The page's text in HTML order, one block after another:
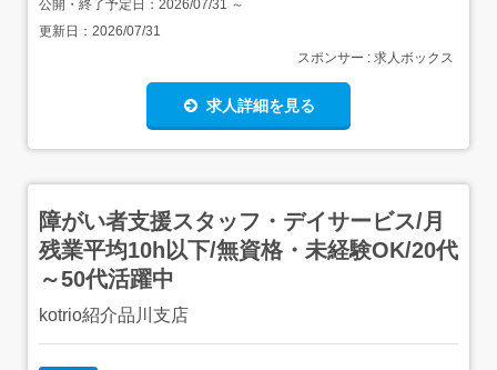
公開・終了予定日： 2026/07/31 ～
更新日： 2026/07/31
スポンサー : 求人ボックス
求人詳細を見る
障がい者支援スタッフ・デイサービス/月
残業平均10h以下/無資格・未経験OK/20代
～50代活躍中
kotrio紹介品川支店